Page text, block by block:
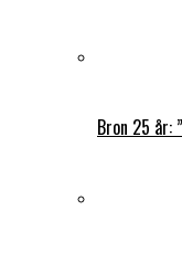
Bron 25 år: